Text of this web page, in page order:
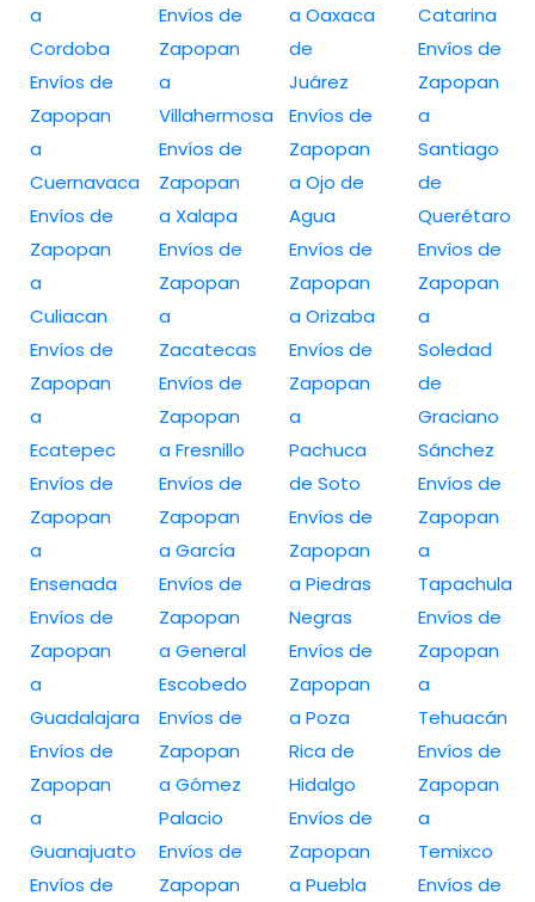
a
Cordoba
Envíos de
Zapopan
a
Cuernavaca
Envíos de
Zapopan
a
Culiacan
Envíos de
Zapopan
a
Ecatepec
Envíos de
Zapopan
a
Ensenada
Envíos de
Zapopan
a
Guadalajara
Envíos de
Zapopan
a
Guanajuato
Envíos de
Envíos de
Zapopan
a
Villahermosa
Envíos de
Zapopan
a Xalapa
Envíos de
Zapopan
a
Zacatecas
Envíos de
Zapopan
a Fresnillo
Envíos de
Zapopan
a García
Envíos de
Zapopan
a General
Escobedo
Envíos de
Zapopan
a Gómez
Palacio
Envíos de
Zapopan
a Oaxaca
de
Juárez
Envíos de
Zapopan
a Ojo de
Agua
Envíos de
Zapopan
a Orizaba
Envíos de
Zapopan
a
Pachuca
de Soto
Envíos de
Zapopan
a Piedras
Negras
Envíos de
Zapopan
a Poza
Rica de
Hidalgo
Envíos de
Zapopan
a Puebla
Catarina
Envíos de
Zapopan
a
Santiago
de
Querétaro
Envíos de
Zapopan
a
Soledad
de
Graciano
Sánchez
Envíos de
Zapopan
a
Tapachula
Envíos de
Zapopan
a
Tehuacán
Envíos de
Zapopan
a
Temixco
Envíos de